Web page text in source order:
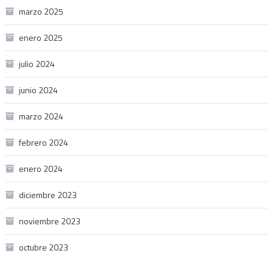
marzo 2025
enero 2025
julio 2024
junio 2024
marzo 2024
febrero 2024
enero 2024
diciembre 2023
noviembre 2023
octubre 2023